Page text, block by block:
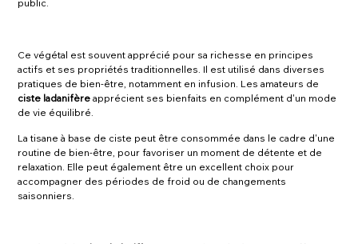
public.
Ce végétal est souvent apprécié pour sa richesse en principes
actifs et ses propriétés traditionnelles. Il est utilisé dans diverses
pratiques de bien-être, notamment en infusion. Les amateurs de
ciste ladanifère apprécient ses bienfaits en complément d'un mode
de vie équilibré.
La tisane à base de ciste peut être consommée dans le cadre d'une
routine de bien-être, pour favoriser un moment de détente et de
relaxation. Elle peut également être un excellent choix pour
accompagner des périodes de froid ou de changements
saisonniers.